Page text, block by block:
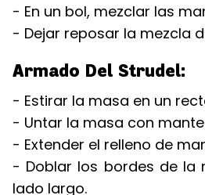
- En un bol, mezclar las
- Dejar reposar la mezcla
Armado Del Strudel:
- Estirar la masa en un
- Untar la masa con
- Extender el relleno de
- Doblar los bordes de la
lado largo.